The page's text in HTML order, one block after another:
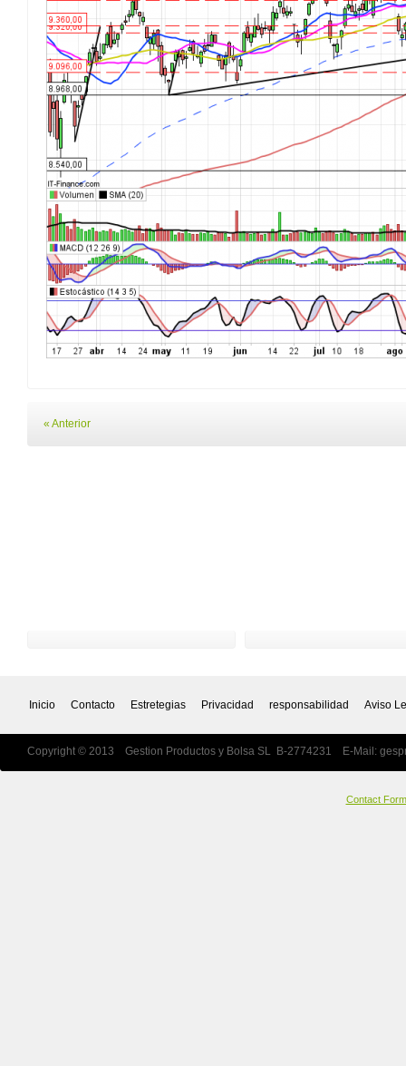
« Anterior
Inicio Contacto Estretegias Privacidad responsabilidad Aviso
Copyright © 2013 Gestion Productos y Bolsa SL B-2774231 E-Mail:
Contact Form